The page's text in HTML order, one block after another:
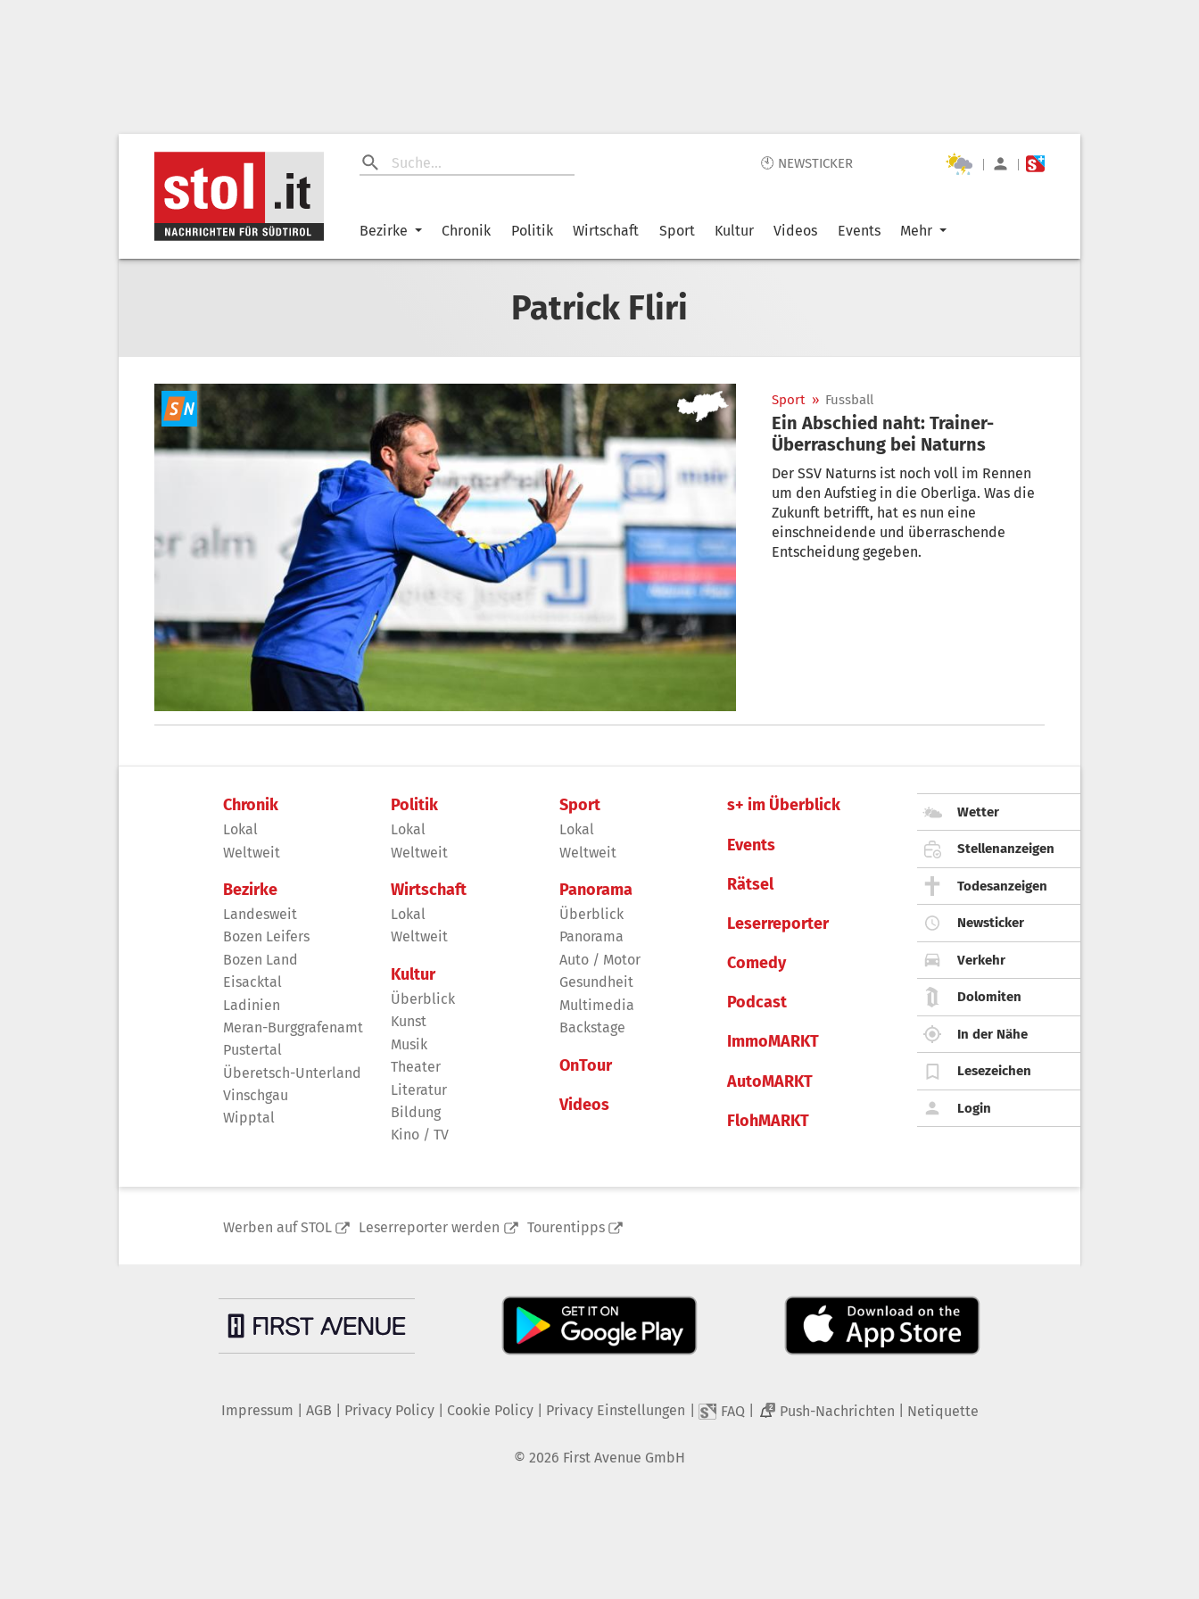
🕙 NEWSTICKER | |
Bezirke Chronik Politik Wirtschaft Sport Kultur Videos Events Mehr
Patrick Fliri
Sport » Fussball
Ein Abschied naht: Trainer-
Überraschung bei Naturns
Der SSV Naturns ist noch voll im Rennen
um den Aufstieg in die Oberliga. Was die
Zukunft betrifft, hat es nun eine
einschneidende und überraschende
Entscheidung gegeben.
Chronik
Lokal
Weltweit
Bezirke
Landesweit
Bozen Leifers
Bozen Land
Eisacktal
Ladinien
Meran-Burggrafenamt
Pustertal
Überetsch-Unterland
Vinschgau
Wipptal
Politik
Lokal
Weltweit
Wirtschaft
Lokal
Weltweit
Kultur
Überblick
Kunst
Musik
Theater
Literatur
Bildung
Kino / TV
Sport
Lokal
Weltweit
Panorama
Überblick
Panorama
Auto / Motor
Gesundheit
Multimedia
Backstage
OnTour
Videos
s+ im Überblick
Events
Rätsel
Leserreporter
Comedy
Podcast
ImmoMARKT
AutoMARKT
FlohMARKT
Wetter
Stellenanzeigen
Todesanzeigen
Newsticker
Verkehr
Dolomiten
In der Nähe
Lesezeichen
Login
Werben auf STOL Leserreporter werden Tourentipps
Impressum AGB Privacy Policy| Cookie Policy| Privacy Einstellungen FAQ 2 Push-Nachrichten Netiquette
© 2026 First Avenue GmbH